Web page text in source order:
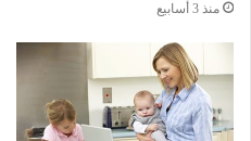
منذ 3 أسابيع